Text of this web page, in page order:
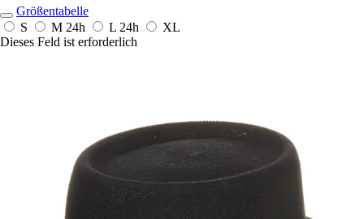
Größentabelle
S
M 24h L 24h
XL
Dieses Feld ist erforderlich